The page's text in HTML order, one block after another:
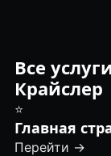
Все
Крайслер
⭐
Главная
Перейти →